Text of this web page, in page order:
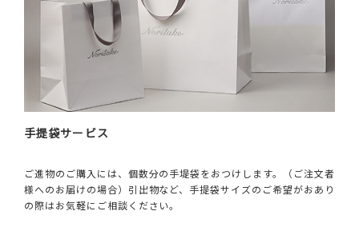
手提袋サービス
ご進物のご購入には、個数分の手堤袋をおつけします。（ご注文者
様へのお届けの場合）引出物など、手提袋サイズのご希望がおあり
の際はお気軽にご相談ください。